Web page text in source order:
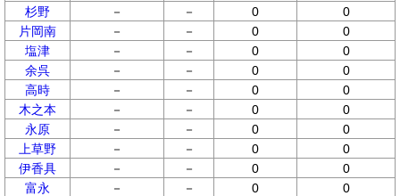
杉野
－ － 0
0
片岡南
－ － 0
0
塩津
－ － 0
0
余呉
－ － 0
0
高時
－ － 0
0
木之本
－ － 0
0
永原
－ － 0
0
上草野
－ － 0
0
伊香具
－ － 0
0
富永
－ － 0
0